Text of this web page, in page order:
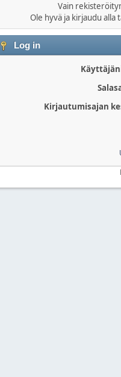
Vain
Ole hyvä ja kirjaudu alla
Log in
Kirjautumisajan